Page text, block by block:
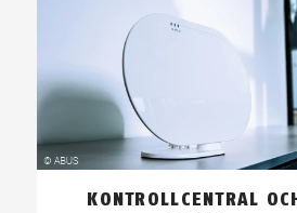
KONTROLLCENTRAL